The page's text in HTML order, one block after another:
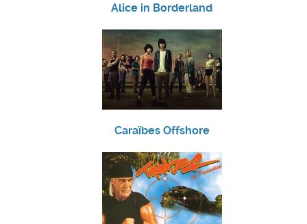
Alice in Borderland
Caraïbes Offshore